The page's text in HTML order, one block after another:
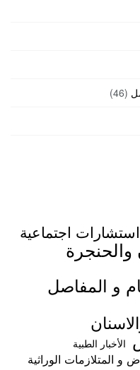
(46)
استشارات اجتماعية
والحنجرة
و المفاصل
الأخبار الطبية
و المتلازمات الوراثية